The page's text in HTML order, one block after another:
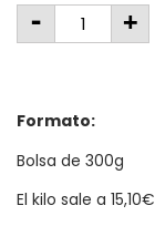
- +
Formato:
Bolsa de 300g
El kilo sale a 15,10€